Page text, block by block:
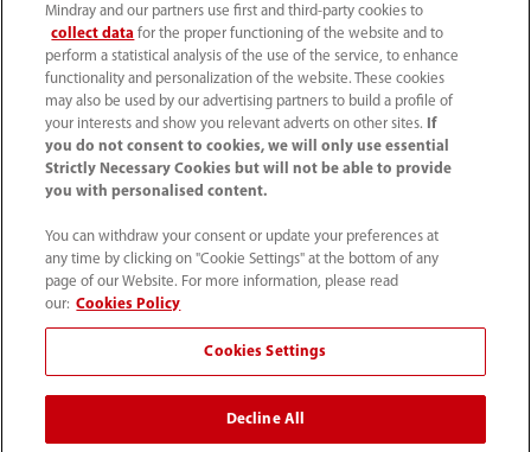
产品及解决方案
启元大模型
用户服务
Mindray and our partners use first and third-party cookies to
collect data for the proper functioning of the website and to
perform a statistical analysis of the use of the service, to enhance
functionality and personalization of the website. These cookies
may also be used by our advertising partners to build a profile of
your interests and show you relevant adverts on other sites.
If
you do not consent to cookies, we will only use essential
Strictly Necessary Cookies but will not be able to provide
you with personalised content.
You can withdraw your consent or update your preferences at
any time by clicking on "Cookie Settings" at the bottom of any
page of our Website. For more information, please read
our: Cookies Policy
Cookies Settings
Decline All